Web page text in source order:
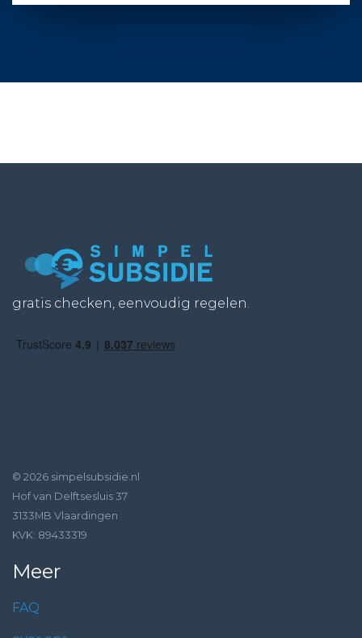
gratis checken, eenvoudig regelen.
© 2026 simpelsubsidie.nl
Hof van Delftsesluis 37
3133MB Vlaardingen
KVK: 89433319
Meer
FAQ